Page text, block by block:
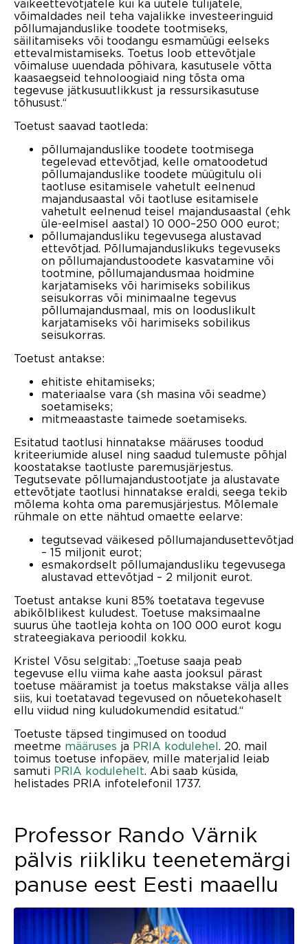
väikeettevõtjatele kui ka uutele tulijatele,
võimaldades neil teha vajalikke investeeringuid
põllumajanduslike toodete tootmiseks,
säilitamiseks või toodangu esmamüügi eelseks
ettevalmistamiseks. Toetus loob ettevõtjale
võimaluse uuendada põhivara, kasutusele võtta
kaasaegseid tehnoloogiaid ning tõsta oma
tegevuse jätkusuutlikkust ja ressursikasutuse
tõhusust.“
Toetust saavad taotleda:
põllumajanduslike toodete tootmisega
tegelevad ettevõtjad, kelle omatoodetud
põllumajanduslike toodete müügitulu oli
taotluse esitamisele vahetult eelnenud
majandusaastal või taotluse esitamisele
vahetult eelnenud teisel majandusaastal (ehk
üle-eelmisel aastal) 10 000–250 000 eurot;
põllumajandusliku tegevusega alustavad
ettevõtjad. Põllumajanduslikuks tegevuseks
on põllumajandustoodete kasvatamine või
tootmine, põllumajandusmaa hoidmine
karjatamiseks või harimiseks sobilikus
seisukorras või minimaalne tegevus
põllumajandusmaal, mis on looduslikult
karjatamiseks või harimiseks sobilikus
seisukorras.
Toetust antakse:
ehitiste ehitamiseks;
materiaalse vara (sh masina või seadme)
soetamiseks;
mitmeaastaste taimede soetamiseks.
Esitatud taotlusi hinnatakse määruses toodud
kriteeriumide alusel ning saadud tulemuste põhjal
koostatakse taotluste paremusjärjestus.
Tegutsevate põllumajandustootjate ja alustavate
ettevõtjate taotlusi hinnatakse eraldi, seega tekib
mõlema kohta oma paremusjärjestus. Mõlemale
rühmale on ette nähtud omaette eelarve:
tegutsevad väikesed põllumajandusettevõtjad
– 15 miljonit eurot;
esmakordselt põllumajandusliku tegevusega
alustavad ettevõtjad – 2 miljonit eurot.
Toetust antakse kuni 85% toetatava tegevuse
abikõlblikest kuludest. Toetuse maksimaalne
suurus ühe taotleja kohta on 100 000 eurot kogu
strateegiakava perioodil kokku.
Kristel Võsu selgitab: „Toetuse saaja peab
tegevuse ellu viima kahe aasta jooksul pärast
toetuse määramist ja toetus makstakse välja alles
siis, kui toetatavad tegevused on nõuetekohaselt
ellu viidud ning kuludokumendid esitatud.“
Toetuste täpsed tingimused on toodud
meetme määruses ja PRIA kodulehel. 20. mail
toimus toetuse infopäev, mille materjalid leiab
samuti PRIA kodulehelt. Abi saab küsida,
helistades PRIA infotelefonil 1737.
Professor Rando Värnik
pälvis riikliku teenetemärgi
panuse eest Eesti maaellu